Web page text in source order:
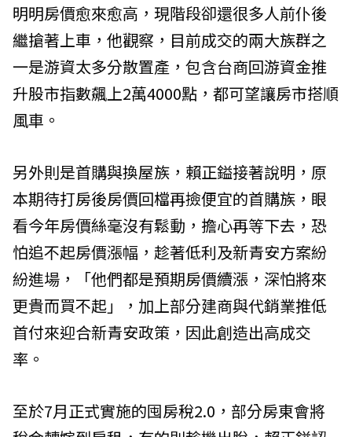
明明房價愈來愈高，現階段卻還很多人前仆後
繼搶著上車，他觀察，目前成交的兩大族群之
一是游資太多分散置產，包含台商回游資金推
升股市指數飆上2萬4000點，都可望讓房市搭順
風車。
另外則是首購與換屋族，賴正鎰接著說明，原
本期待打房後房價回檔再撿便宜的首購族，眼
看今年房價絲毫沒有鬆動，擔心再等下去，恐
怕追不起房價漲幅，趁著低利及新青安方案紛
紛進場，「他們都是預期房價續漲，深怕將來
更貴而買不起」，加上部分建商與代銷業推低
首付來迎合新青安政策，因此創造出高成交
率。
至於7月正式實施的囤房稅2.0，部分房東會將